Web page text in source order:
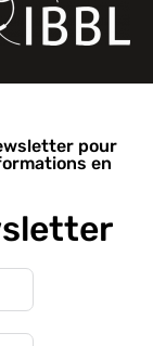
pour
en